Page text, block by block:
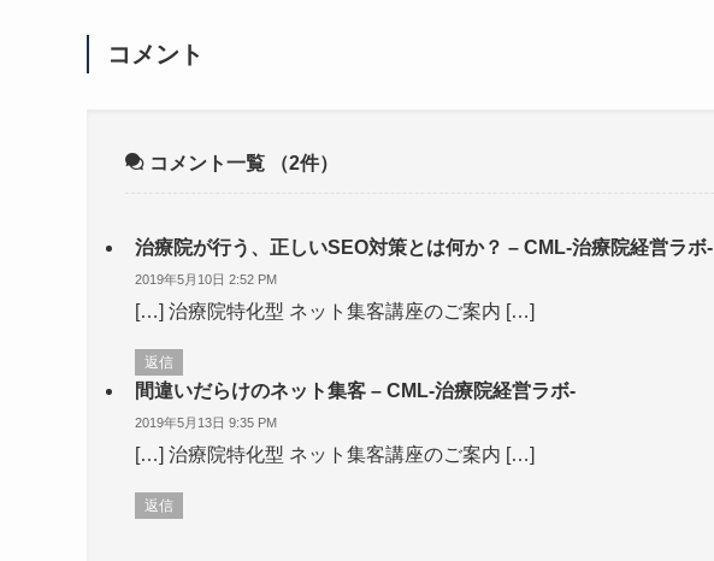
コメント
コメント一覧 （2件）
治療院が行う、正しいSEO対策とは何か？ – CML-治療院経営ラボ-
2019年5月10日 2:52 PM
[…] 治療院特化型 ネット集客講座のご案内 […]
返信
間違いだらけのネット集客 – CML-治療院経営ラボ-
2019年5月13日 9:35 PM
[…] 治療院特化型 ネット集客講座のご案内 […]
返信